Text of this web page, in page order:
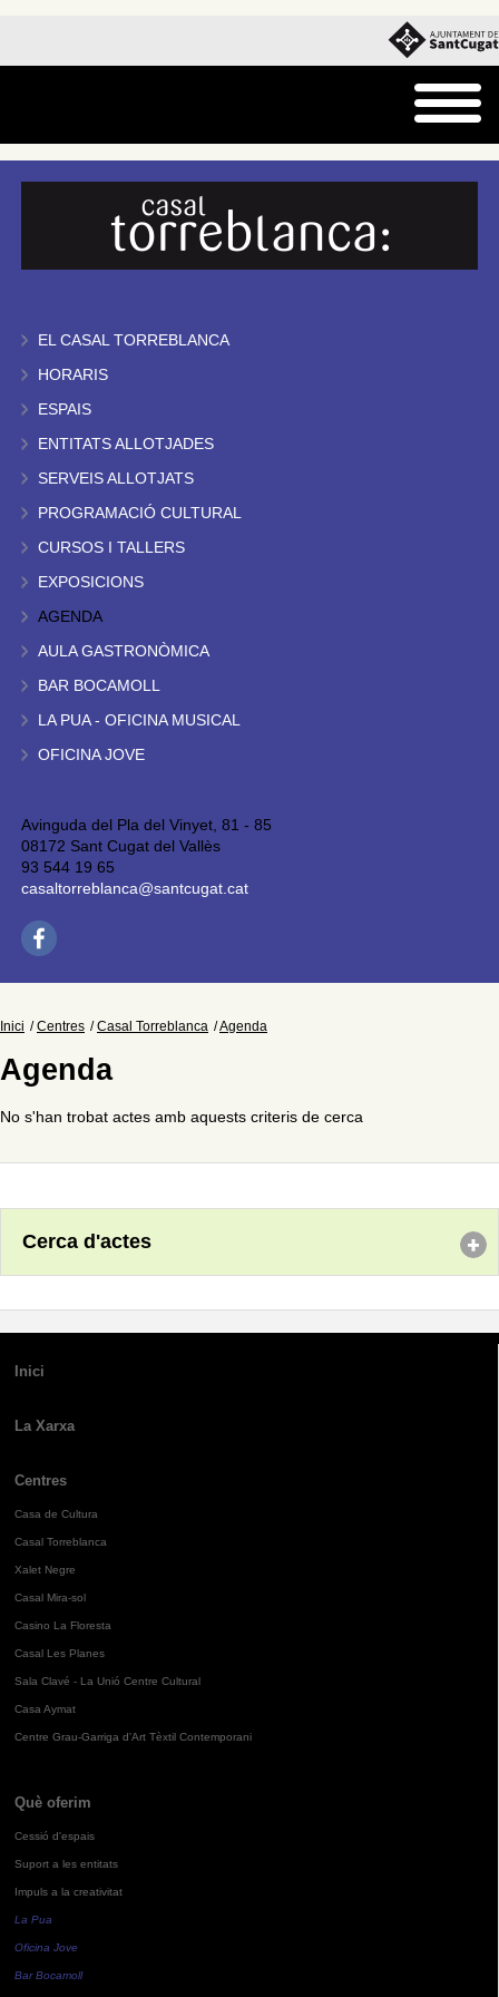
EL CASAL TORREBLANCA
HORARIS
ESPAIS
ENTITATS ALLOTJADES
SERVEIS ALLOTJATS
PROGRAMACIÓ CULTURAL
CURSOS I TALLERS
EXPOSICIONS
AGENDA
AULA GASTRONÒMICA
BAR BOCAMOLL
LA PUA - OFICINA MUSICAL
OFICINA JOVE
Avinguda del Pla del Vinyet, 81 - 85
08172 Sant Cugat del Vallès
93 544 19 65
casaltorreblanca@santcugat.cat
Inici Centres Casal Torreblanca Agenda
Agenda
No s'han trobat actes amb aquests criteris de cerca
Cerca d'actes
Inici
La Xarxa
Centres
Casa de Cultura
Casal Torreblanca
Xalet Negre
Casal Mira-sol
Casino La Floresta
Casal Les Planes
Sala Clavé - La Unió Centre Cultural
Casa Aymat
Centre Grau-Garriga d'Art Tèxtil Contemporani
Què oferim
Cessió d'espais
Suport a les entitats
Impuls a la creativitat
La Pua
Oficina Jove
Bar Bocamoll